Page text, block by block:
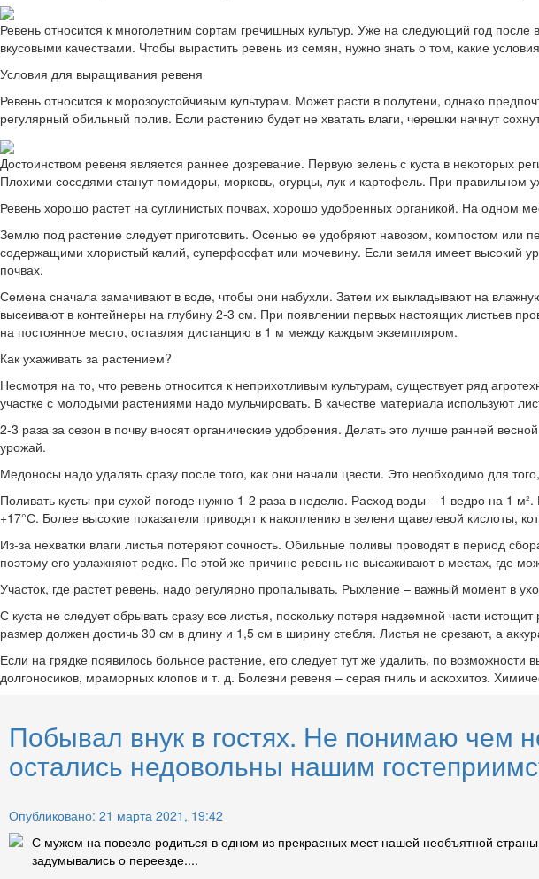
Ревень относится к многолетним сортам гречишных культур. Уже на следующий год
вкусовыми качествами. Чтобы вырастить ревень из семян, нужно знать о том, какие
Условия для выращивания ревеня
Ревень относится к морозоустойчивым культурам. Может расти в полутени, однако
регулярный обильный полив. Если растению будет не хватать влаги, черешки начнут
Достоинством ревеня является раннее дозревание. Первую зелень с куста в некоторых
Плохими соседями станут помидоры, морковь, огурцы, лук и картофель. При правильном
Ревень хорошо растет на суглинистых почвах, хорошо удобренных органикой. На одном
Землю под растение следует приготовить. Осенью ее удобряют навозом, компостом
содержащими хлористый калий, суперфосфат или мочевину. Если земля имеет высокий
почвах.
Семена сначала замачивают в воде, чтобы они набухли. Затем их выкладывают на
высеивают в контейнеры на глубину 2-3 см. При появлении первых настоящих листьев
на постоянное место, оставляя дистанцию в 1 м между каждым экземпляром.
Как ухаживать за растением?
Несмотря на то, что ревень относится к неприхотливым культурам, существует ряд
участке с молодыми растениями надо мульчировать. В качестве материала используют
2-3 раза за сезон в почву вносят органические удобрения. Делать это лучше ранней
урожай.
Медоносы надо удалять сразу после того, как они начали цвести. Это необходимо для
Поливать кусты при сухой погоде нужно 1-2 раза в неделю. Расход воды – 1 ведро на 1
+17°С. Более высокие показатели приводят к накоплению в зелени щавелевой кислоты,
Из-за нехватки влаги листья потеряют сочность. Обильные поливы проводят в период
поэтому его увлажняют редко. По этой же причине ревень не высаживают в местах, где
Участок, где растет ревень, надо регулярно пропалывать. Рыхление – важный момент в
С куста не следует обрывать сразу все листья, поскольку потеря надземной части
размер должен достичь 30 см в длину и 1,5 см в ширину стебля. Листья не срезают, а
Если на грядке появилось больное растение, его следует тут же удалить, по
долгоносиков, мраморных клопов и т. д. Болезни ревеня – серая гниль и аскохитоз.
Побывал внук в гостях. Не понимаю чем
остались недовольны нашим
Опубликовано: 21 марта 2021, 19:42
С мужем на повезло родиться в одном из прекрасных мест нашей необъятной
задумывались о переезде....